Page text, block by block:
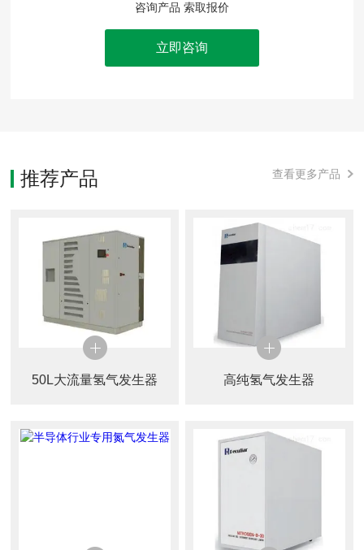
咨询产品 索取报价
立即咨询
推荐产品 查看更多产品
50L大流量氢气发生器 高纯氢气发生器